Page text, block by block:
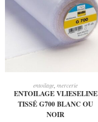
CHOIX DES OPTIONS
entoilage mercerie
ENTOILAGE VLIESELINE
TISSÉ G700 BLANC OU
NOIR